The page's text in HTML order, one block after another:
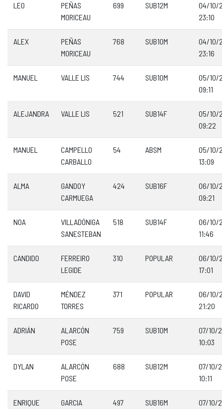
LEO
PEÑAS
MORICEAU
699 SUB12M
04/10/
23:10
ALEX
PEÑAS
MORICEAU
768 SUB10M
04/10/
23:16
MANUEL VALLE LIS 744 SUB10M
05/10/
09:11
ALEJANDRA VALLE LIS 521 SUB14F
05/10/
09:22
MANUEL
CAMPELLO
CARBALLO
54 ABSM
05/10/
13:09
ALMA
GANDOY
CARMUEGA
424 SUB16F
06/10/
09:21
NOA
VILLADÓNIGA
SANESTEBAN
518 SUB14F
06/10/
11:46
CANDIDO
FERREIRO
LEGIDE
310 POPULAR
06/10/
17:01
DAVID
RICARDO
MÉNDEZ
TORRES
371 POPULAR
06/10/
21:20
ADRIÁN
ALARCÓN
POSE
759 SUB10M
07/10/
10:03
DYLAN
ALARCÓN
POSE
688 SUB12M
07/10/
10:11
ENRIQUE
GARCIA
497 SUB16M
07/10/